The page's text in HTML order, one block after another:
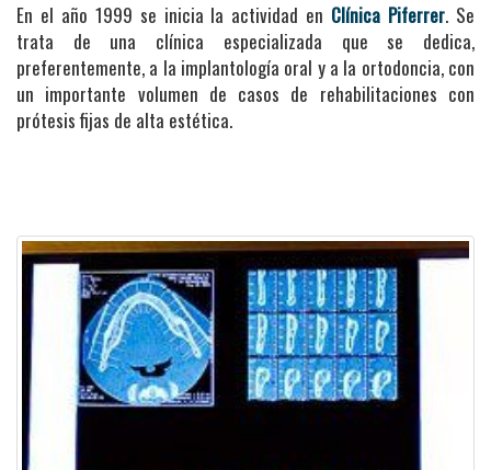
En el año 1999 se inicia la actividad en Clínica Piferrer. Se
trata de una clínica especializada que se dedica,
preferentemente, a la implantología oral y a la ortodoncia, con
un importante volumen de casos de rehabilitaciones con
prótesis fijas de alta estética.